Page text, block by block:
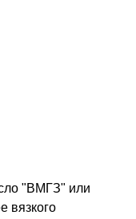
"ВМГЗ" или
вязкого